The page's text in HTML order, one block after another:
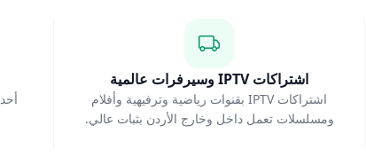
اشتراكات IPTV وسيرفرات عالمية
اشتراكات IPTV بقنوات رياضية وترفيهية وأفلام
ومسلسلات تعمل داخل وخارج الأردن بثبات عالي.